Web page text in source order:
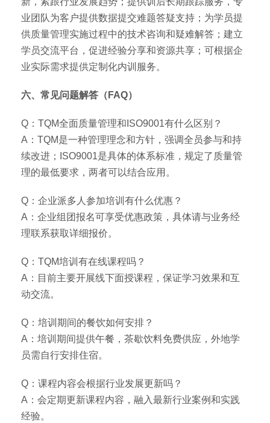
业团队为客户提供数据提交难题答疑支持；为学员提
供质量管理实施过程中的技术咨询和疑难解答；建立
学员交流平台，促进经验分享和资源共享；可根据企
业实际需求提供定制化内训服务。
六、常见问题解答（FAQ）
Q：TQM全面质量管理和ISO9001有什么区别？
A：TQM是一种管理理念和方针，强调全员参与和持
续改进；ISO9001是具体的体系标准，规定了质量管
理的最低要求，两者可以结合应用。
Q：企业派多人参加培训有什么优惠？
A：企业组团报名可享受优惠政策，具体请与业务经
理联系获取详细报价。
Q：TQM培训有在线课程吗？
A：目前主要开展线下面授课程，保证学习效果和互
动交流。
Q：培训期间的餐饮如何安排？
A：培训期间提供午餐，茶歇饮料免费供应，外地学
员需自行安排住宿。
Q：课程内容会根据行业发展更新吗？
A：会定期更新课程内容，融入最新行业案例和实践
经验。